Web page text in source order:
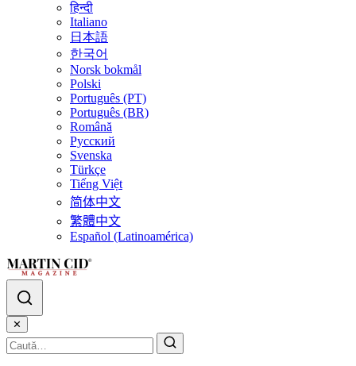
हिन्दी
Italiano
日本語
한국어
Norsk bokmål
Polski
Português (PT)
Português (BR)
Română
Русский
Svenska
Türkçe
Tiếng Việt
简体中文
繁體中文
Español (Latinoamérica)
✕